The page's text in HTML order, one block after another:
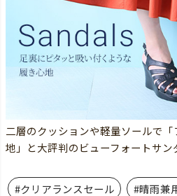
二層のクッションや軽量ソールで
地」と大評判のビューフォートサン
#クリアランスセール #晴雨兼